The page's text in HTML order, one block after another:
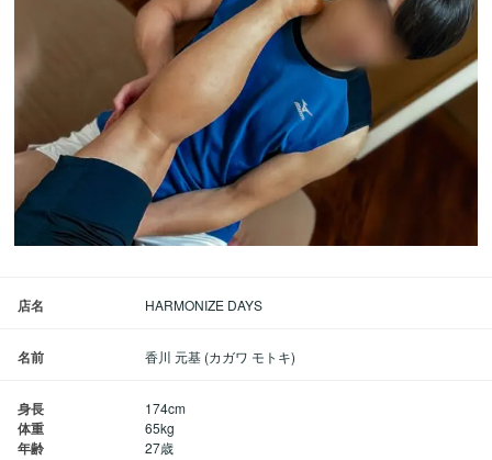
店名 HARMONIZE DAYS
名前 香川 元基 (カガワ モトキ)
身長
体重
年齢
174cm
65kg
27歳